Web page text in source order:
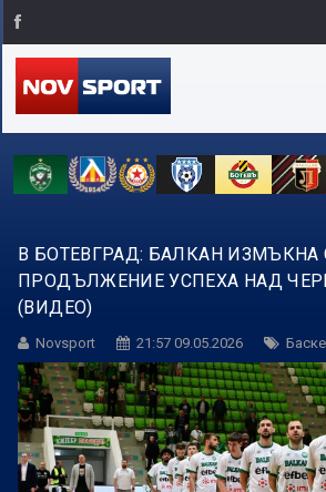
В БОТЕВГРАД: БАЛКАН ИЗМЪКНА
ПРОДЪЛЖЕНИЕ УСПЕХА НАД
(ВИДЕО)
Novsport 21:57 09.05.2026